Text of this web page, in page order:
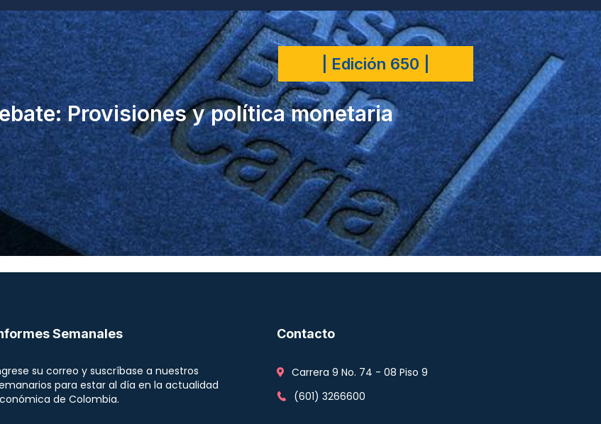
| Edición 650 |
Provisiones y política monetaria
Semanales
su correo y suscríbase a nuestros
para estar al día en la actualidad
de Colombia.
Contacto
Carrera 9 No. 74 - 08 Piso 9
(601) 3266600